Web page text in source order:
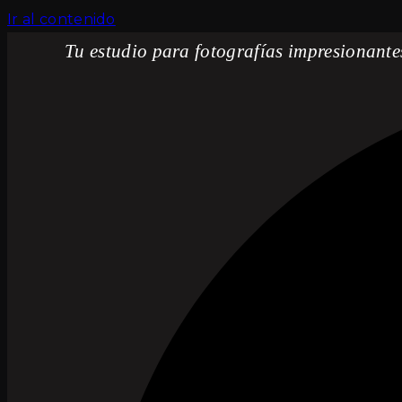
Ir al contenido
Tu estudio para fotografías